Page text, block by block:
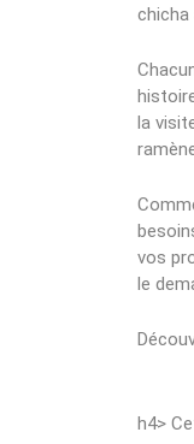
chicha
la
vos
le
h4>